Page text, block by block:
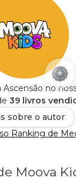
Ascensão no
39 livros
sobre o autor
Ranking de
Moova